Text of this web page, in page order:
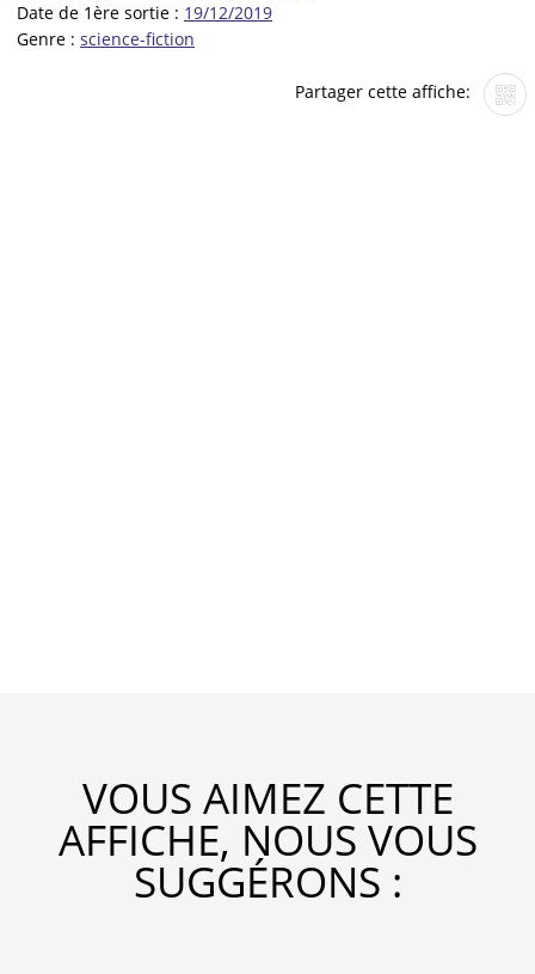
Date de 1ère sortie : 19/12/2019
Genre : science-fiction
Partager cette affiche:
VOUS AIMEZ CETTE
AFFICHE, NOUS VOUS
SUGGÉRONS :